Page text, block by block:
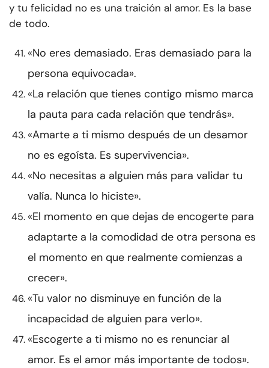
y tu felicidad no es una traición al amor. Es la base
de todo.
«No eres demasiado. Eras demasiado para la
persona equivocada».
«La relación que tienes contigo mismo marca
la pauta para cada relación que tendrás».
«Amarte a ti mismo después de un desamor
no es egoísta. Es supervivencia».
«No necesitas a alguien más para validar tu
valía. Nunca lo hiciste».
«El momento en que dejas de encogerte para
adaptarte a la comodidad de otra persona es
el momento en que realmente comienzas a
crecer».
«Tu valor no disminuye en función de la
incapacidad de alguien para verlo».
«Escogerte a ti mismo no es renunciar al
amor. Es el amor más importante de todos».